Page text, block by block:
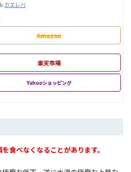
カエレバ
Amazon
楽天市場
Yahooショッピング
食べなくなることがあります。